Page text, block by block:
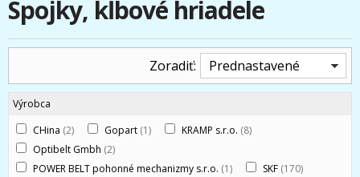
Spojky, kĺbové hriadele
Zoradiť: Prednastavené
Výrobca
CHina (2) Gopart (1) KRAMP s.r.o. (8)
Optibelt Gmbh (2)
POWER BELT pohonné mechanizmy s.r.o. (1) SKF (170)